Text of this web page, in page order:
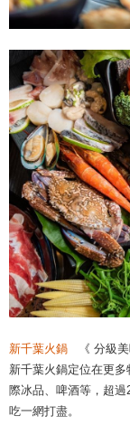
新千葉火鍋
《 分級
新千葉火鍋定位在更
際冰品、啤酒等，超
吃一網打盡。